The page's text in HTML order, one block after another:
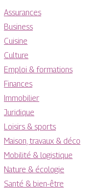
Assurances
Business
Cuisine
Culture
Emploi & formations
Finances
Immobilier
Juridique
Loisirs & sports
Maison, travaux & déco
Mobilité & logistique
Nature & écologie
Santé & bien-être